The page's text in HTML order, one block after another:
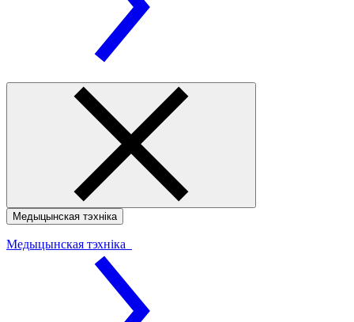
Медыцынская тэхніка
Медыцынская тэхніка